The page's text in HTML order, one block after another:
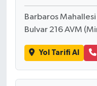
Barbaros
Bulvar 216 AVM
Yol Tarifi Al